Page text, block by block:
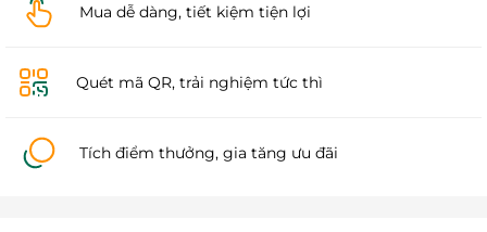
Mua dễ dàng, tiết kiệm tiện lợi
Quét mã QR, trải nghiệm tức thì
Tích điểm thưởng, gia tăng ưu đãi